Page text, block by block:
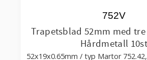
Trapetsblad 52mm med
Hårdmetall 10st
52x19x0.65mm / typ Martor
752V